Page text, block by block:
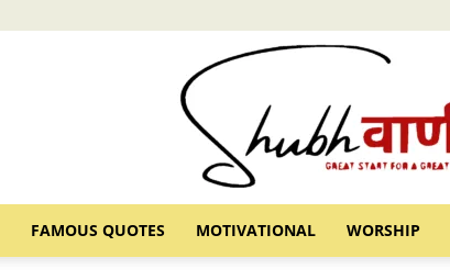
FAMOUS QUOTES MOTIVATIONAL WORSHIP